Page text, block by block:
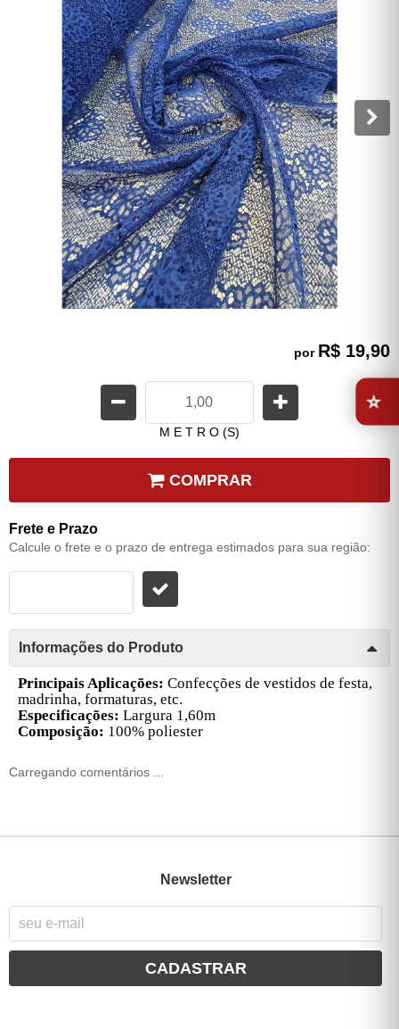
por R$ 19,90
M E T R O (S)
COMPRAR
Frete e Prazo
Calcule o frete e o prazo de entrega estimados para sua região:
Informações do Produto
Principais Aplicações: Confecções de vestidos de festa,
madrinha, formaturas, etc.
Especificações: Largura 1,60m
Composição: 100% poliester
Carregando comentários ...
Newsletter
CADASTRAR
⭐